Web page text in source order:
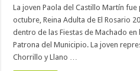
La joven Paola del Castillo Martín
octubre, Reina Adulta de El Rosario
dentro de las Fiestas de Machado en
Patrona del Municipio. La joven
Chorrillo y Llano …